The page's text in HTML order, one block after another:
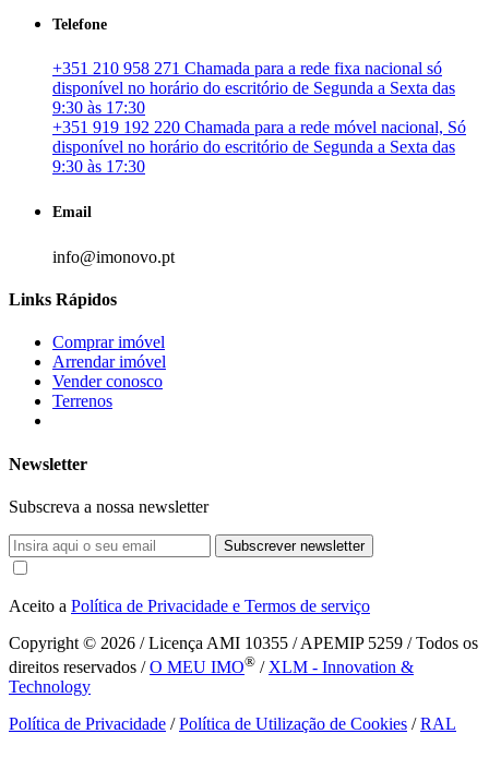
Telefone
+351 210 958 271 Chamada para a rede fixa nacional só
disponível no horário do escritório de Segunda a Sexta das
9:30 às 17:30
+351 919 192 220 Chamada para a rede móvel nacional, Só
disponível no horário do escritório de Segunda a Sexta das
9:30 às 17:30
Email
info@imonovo.pt
Links Rápidos
Comprar imóvel
Arrendar imóvel
Vender conosco
Terrenos
Newsletter
Subscreva a nossa newsletter
Subscrever newsletter
Aceito a Política de Privacidade e Termos de serviço
Copyright © 2026 / Licença AMI 10355 / APEMIP 5259 / Todos os
direitos reservados /O MEU IMO® / XLM - Innovation &
Technology
Política de Privacidade /Política de Utilização de Cookies /RAL